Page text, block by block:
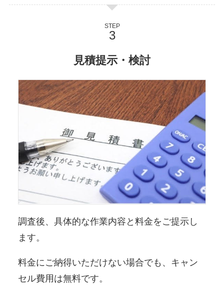
STEP
見積提示・検討
調査後、具体的な作業内容と料金をご提示し
ます。
料金にご納得いただけない場合でも、キャン
セル費用は無料です。